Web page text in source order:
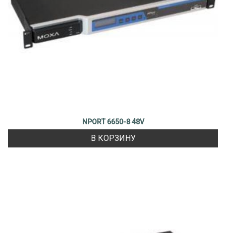
NPORT 6650-8 48V
В КОРЗИНУ